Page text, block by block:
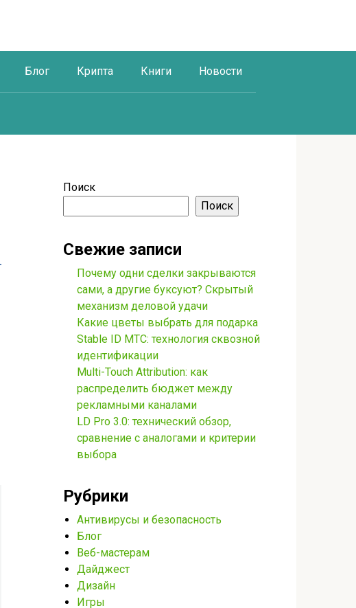
Блог Крипта Книги Новости
Поиск
Поиск
Свежие записи
Почему одни сделки закрываются
сами, а другие буксуют? Скрытый
механизм деловой удачи
Какие цветы выбрать для подарка
Stable ID МТС: технология сквозной
идентификации
Multi-Touch Attribution: как
распределить бюджет между
рекламными каналами
LD Pro 3.0: технический обзор,
сравнение с аналогами и критерии
выбора
Рубрики
Антивирусы и безопасность
Блог
Веб-мастерам
Дайджест
Дизайн
Игры